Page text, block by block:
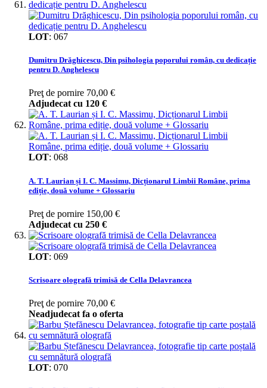
LOT: 067
Dumitru Drăghicescu, Din psihologia poporului român, cu dedicație
pentru D. Anghelescu
Preţ de pornire 70,00 €
Adjudecat cu 120 €
LOT: 068
A. T. Laurian și I. C. Massimu, Dicționarul Limbii Române, prima
ediție, două volume + Glossariu
Preţ de pornire 150,00 €
Adjudecat cu 250 €
LOT: 069
Scrisoare olografă trimisă de Cella Delavrancea
Preţ de pornire 70,00 €
Neadjudecat fa o oferta
LOT: 070